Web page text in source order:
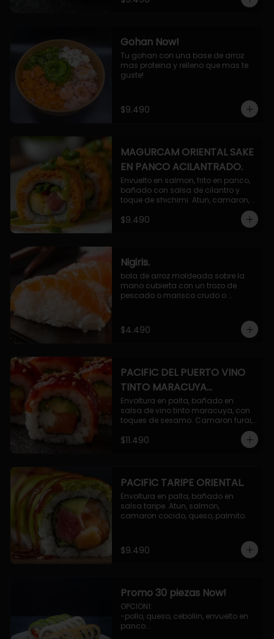
Gohan Now!
Tu gohan con una base de arroz
mas proteina y relleno que mas te
guste!
$9.490
MAGURCAM ORIENTAL SAKE
EN PANCO ACILANTRADO.
Envuelto en salmon, frito en panco,
bañado con salsa de cilantro y
toque de shichimi. Atun, camaron,
$9.490
Nigiris.
bola de arroz moldeada sobre la
mano cubierta con un trozo de
pescado o marisco crudo o
$4.490
PACIFIC DEL PUERTO VINO
TINTO MARACUYA
ORIENTAL.
Envoltura en palta, bañado en
salsa de vino tinto maracuya, con
toques de sesamo. Camaron furai,
$11.490
PACIFIC TARIPE ORIENTAL.
Envoltura en palta, bañado en
salsa taripe. Atun, salmon,
camaron cocido, queso, palmito.
$9.490
Promo 30 piezas Now!
OPCION1:
-pollo, queso, cebollin, envuelto en
panco.